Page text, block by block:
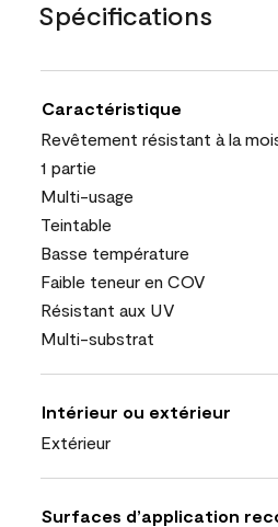
Spécifications
Caractéristique
Revêtement résistant à la
1 partie
Multi-usage
Teintable
Basse température
Faible teneur en COV
Résistant aux UV
Multi-substrat
Intérieur ou extérieur
Extérieur
Surfaces d’application